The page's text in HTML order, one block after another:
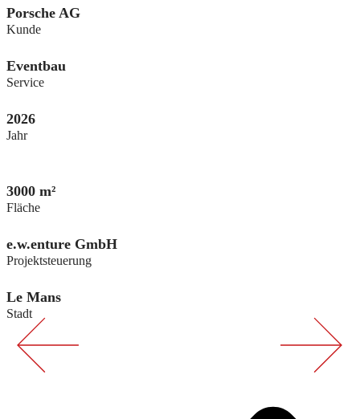
Porsche AG
Kunde
Eventbau
Service
2026
Jahr
3000 m²
Fläche
e.w.enture GmbH
Projektsteuerung
Le Mans
Stadt